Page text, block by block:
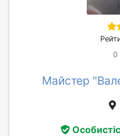
0
Майстер